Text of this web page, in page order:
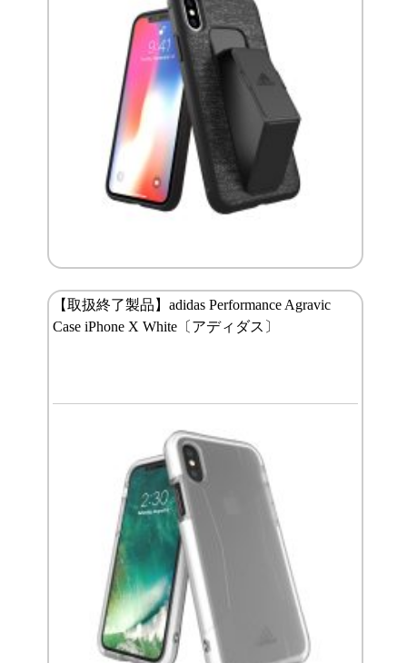
【取扱終了製品】adidas Performance Agravic
Case iPhone X White〔アディダス〕